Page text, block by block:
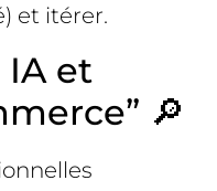
et itérer.
IA et
🔎